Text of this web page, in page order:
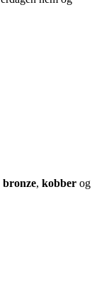
bronze, kobber og